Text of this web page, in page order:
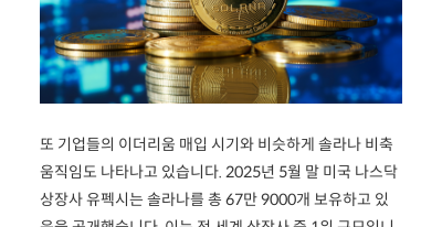
또 기업들의 이더리움 매입 시기와 비슷하게 솔라나 비축
움직임도 나타나고 있습니다. 2025년 5월 말 미국 나스닥
상장사 유펙시는 솔라나를 총 67만 9000개 보유하고 있